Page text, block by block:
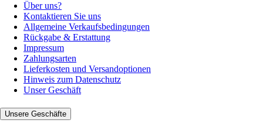
Über uns?
Kontaktieren Sie uns
Allgemeine Verkaufsbedingungen
Rückgabe & Erstattung
Impressum
Zahlungsarten
Lieferkosten und Versandoptionen
Hinweis zum Datenschutz
Unser Geschäft
Unsere Geschäfte